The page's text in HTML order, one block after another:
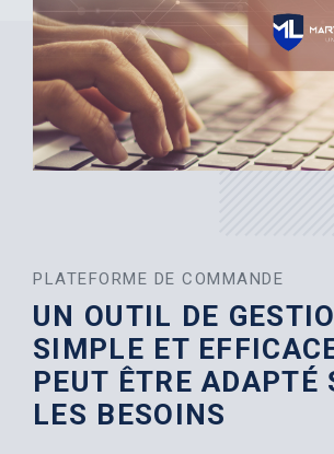
PLATEFORME DE COMMANDE
UN OUTIL DE
SIMPLE ET
PEUT ÊTRE ADAPTÉ
LES BESOINS